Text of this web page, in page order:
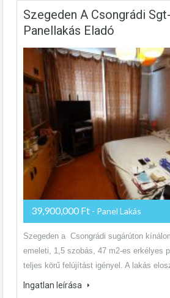
Szegeden A Csongrádi
Panellakás Eladó
39,900,000 Ft - Panel Lakás
Szegeden a Csongrádi sugárúton
emeleti, 1,5 szobás, 47 m2-es erkélyes
teljes körű felújítást igényel. A lakás
Ingatlan leírása